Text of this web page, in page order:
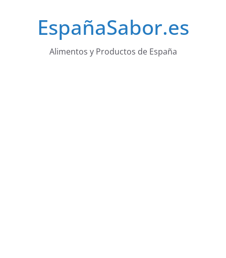
EspañaSabor.es
Alimentos y Productos de España